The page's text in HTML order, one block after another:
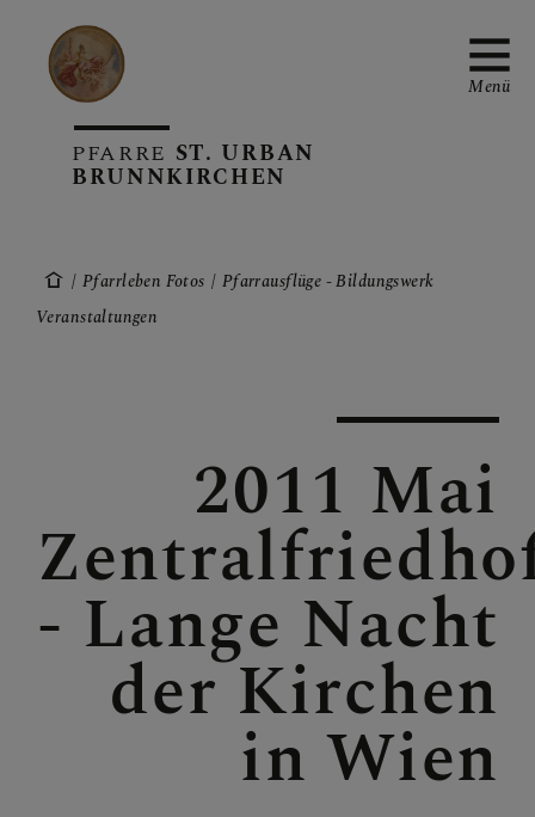
PFARRE
SAKRAMENTE
KONTAKT
PFARRGRUPPEN
ORTSKAPELLEN UND
PFARRE ST. URBAN
BRUNNKIRCHEN
Menü
Pfarrleben Fotos
Pfarrausflüge - Bildungswerk
Veranstaltungen
2011 Mai
- Lange Nacht
der Kirchen
in Wien